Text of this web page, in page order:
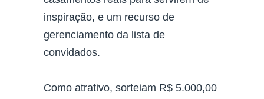
inspiração, e um recurso de
gerenciamento da lista de
convidados.
Como atrativo, sorteiam R$ 5.000,00